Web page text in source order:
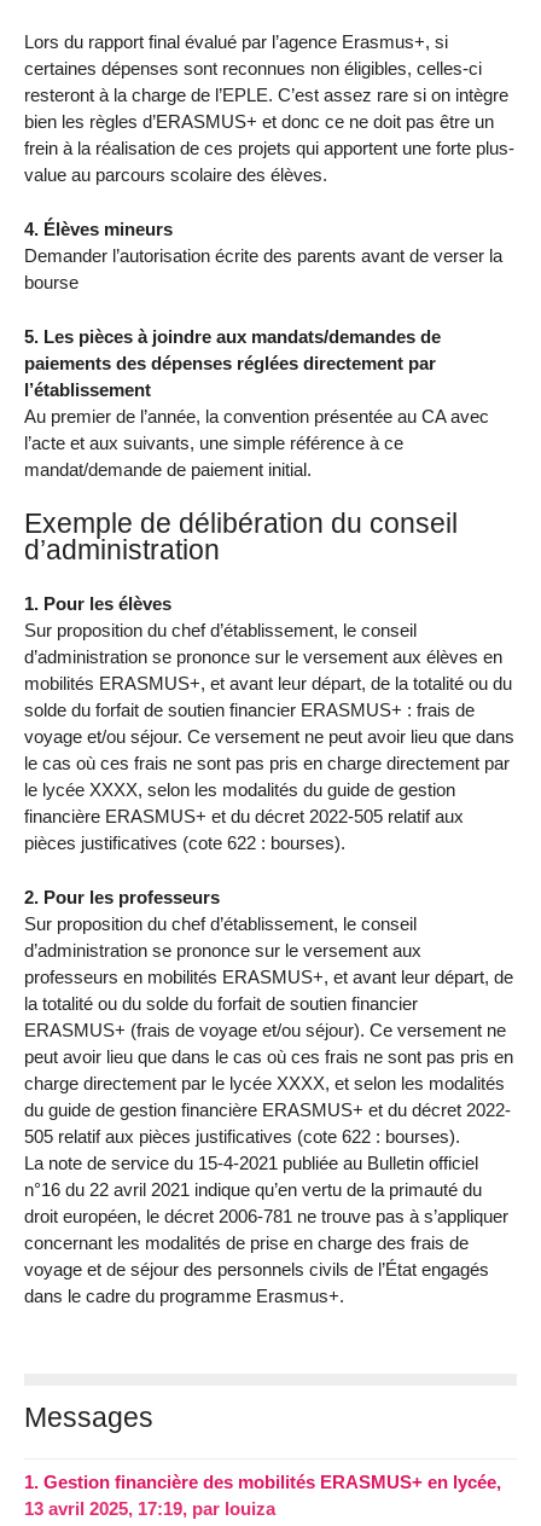
Lors du rapport final évalué par l’agence Erasmus+, si
certaines dépenses sont reconnues non éligibles, celles-ci
resteront à la charge de l’EPLE. C’est assez rare si on intègre
bien les règles d’ERASMUS+ et donc ce ne doit pas être un
frein à la réalisation de ces projets qui apportent une forte plus-
value au parcours scolaire des élèves.
4. Élèves mineurs
Demander l’autorisation écrite des parents avant de verser la
bourse
5. Les pièces à joindre aux mandats/demandes de
paiements des dépenses réglées directement par
l’établissement
Au premier de l’année, la convention présentée au CA avec
l’acte et aux suivants, une simple référence à ce
mandat/demande de paiement initial.
Exemple de délibération du conseil
d’administration
1. Pour les élèves
Sur proposition du chef d’établissement, le conseil
d’administration se prononce sur le versement aux élèves en
mobilités ERASMUS+, et avant leur départ, de la totalité ou du
solde du forfait de soutien financier ERASMUS+ : frais de
voyage et/ou séjour. Ce versement ne peut avoir lieu que dans
le cas où ces frais ne sont pas pris en charge directement par
le lycée XXXX, selon les modalités du guide de gestion
financière ERASMUS+ et du décret 2022-505 relatif aux
pièces justificatives (cote 622 : bourses).
2. Pour les professeurs
Sur proposition du chef d’établissement, le conseil
d’administration se prononce sur le versement aux
professeurs en mobilités ERASMUS+, et avant leur départ, de
la totalité ou du solde du forfait de soutien financier
ERASMUS+ (frais de voyage et/ou séjour). Ce versement ne
peut avoir lieu que dans le cas où ces frais ne sont pas pris en
charge directement par le lycée XXXX, et selon les modalités
du guide de gestion financière ERASMUS+ et du décret 2022-
505 relatif aux pièces justificatives (cote 622 : bourses).
La note de service du 15-4-2021 publiée au Bulletin officiel
n°16 du 22 avril 2021 indique qu’en vertu de la primauté du
droit européen, le décret 2006-781 ne trouve pas à s’appliquer
concernant les modalités de prise en charge des frais de
voyage et de séjour des personnels civils de l’État engagés
dans le cadre du programme Erasmus+.
Messages
1. Gestion financière des mobilités ERASMUS+ en lycée,
13 avril 2025, 17:19, par louiza